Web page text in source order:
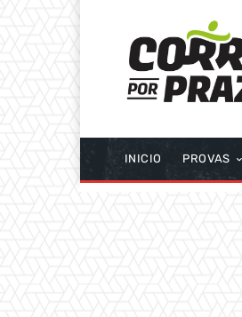
INICIO PROVAS